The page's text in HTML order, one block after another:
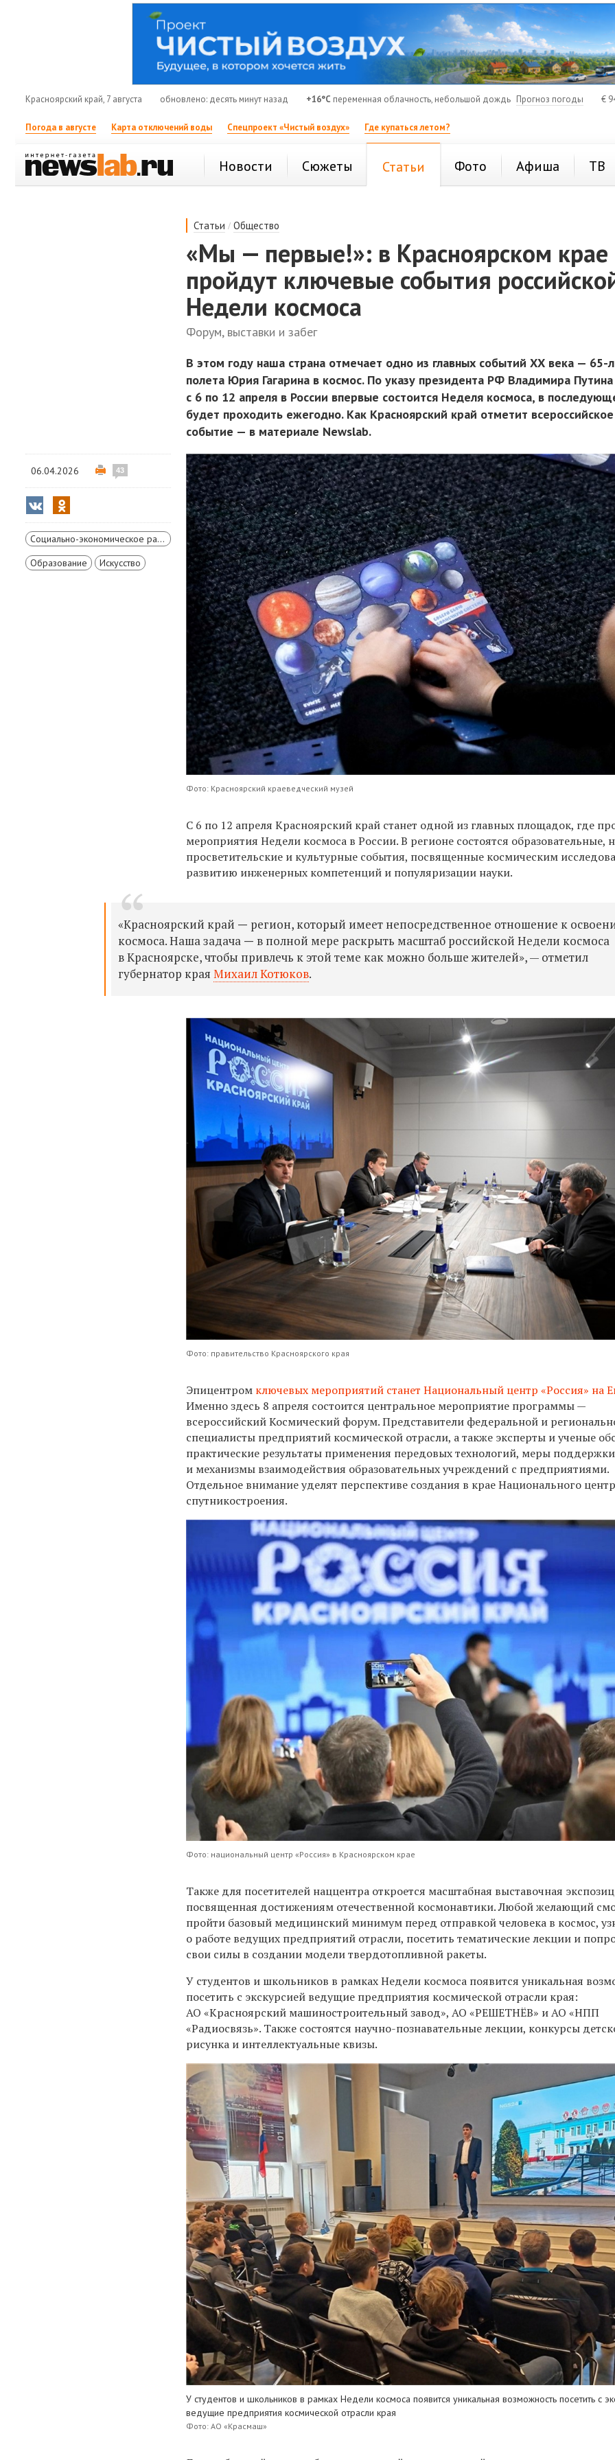
Красноярский край, 7 августа обновлено: десять минут назад +16°C переменная облачность, небольшой дождь Прогноз погоды €
Погода в августе Карта отключений воды Спецпроект «Чистый воздух» Где купаться летом?
Новости Сюжеты Статьи Фото Афиша ТВ
Статьи /Общество
«Мы — первые!»: в Красноярском крае
пройдут ключевые события
Недели космоса
Форум, выставки и забег
В этом году наша страна отмечает одно из главных событий ХХ века — 65-
полета Юрия Гагарина в космос. По указу президента РФ Владимира Путина
с 6 по 12 апреля в России впервые состоится Неделя космоса, в
будет проходить ежегодно. Как Красноярский край отметит всероссийское
событие — в материале Newslab.
06.04.2026 43
Социально-экономическое развитие Красноярского края
Образование
Искусство
Фото: Красноярский краеведческий музей
С 6 по 12 апреля Красноярский край станет одной из главных площадок, где
мероприятия Недели космоса в России. В регионе состоятся образовательные,
просветительские и культурные события, посвященные космическим
развитию инженерных компетенций и популяризации науки.
«Красноярский край — регион, который имеет непосредственное отношение к
космоса. Наша задача — в полной мере раскрыть масштаб российской Недели космоса
в Красноярске, чтобы привлечь к этой теме как можно больше жителей», — отметил
губернатор краяМихаил Котюков.
Фото: правительство Красноярского края
Эпицентром ключевых мероприятий станет Национальный центр «Россия» на
Именно здесь 8 апреля состоится центральное мероприятие программы —
всероссийский Космический форум.Представители федеральной и
специалисты предприятий космической отрасли, а также эксперты иученые
практические результаты применения передовых технологий, меры поддержки
и механизмы взаимодействия образовательных учреждений с предприятиями.
Отдельное внимание уделят перспективе создания в крае Национального
спутникостроения.
Фото: национальный центр «Россия» в Красноярском крае
Также для посетителей наццентра откроется масштабная выставочная
посвященная достижениям отечественной космонавтики. Любой желающий
пройти базовый медицинский минимум перед отправкой человека в космос,
о работе ведущих предприятий отрасли, посетить тематические лекции и
свои силы в создании модели твердотопливной ракеты.
У студентов и школьников в рамках Недели космоса появится уникальная
посетить с экскурсией ведущие предприятия космической отрасли края:
АО «Красноярский машиностроительный завод», АО «РЕШЕТНЁВ» иАО «НПП
«Радиосвязь». Также состоятся научно-познавательные лекции, конкурсы
рисунка и интеллектуальные квизы.
У студентов и школьников в рамках Недели космоса появится уникальная возможность посетить с
ведущие предприятия космической отрасли края
Фото: АО «Красмаш»